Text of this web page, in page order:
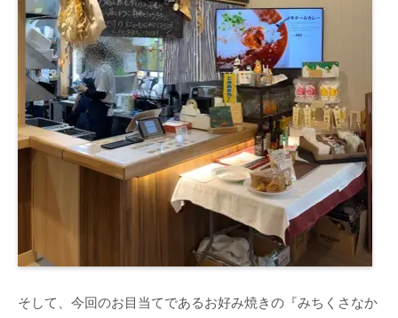
そして、今回のお目当てであるお好み焼きの『みちくさなか